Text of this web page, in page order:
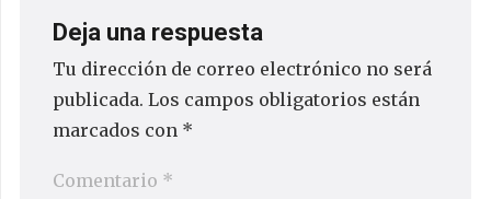
Deja una respuesta
Tu dirección de correo electrónico no será
publicada. Los campos obligatorios están
marcados con *